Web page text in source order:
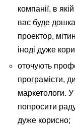
компанії, в
вас буде
проектор,
іноді дуже
оточують
програмісти,
маркетологи.
попросити
дуже корисно;